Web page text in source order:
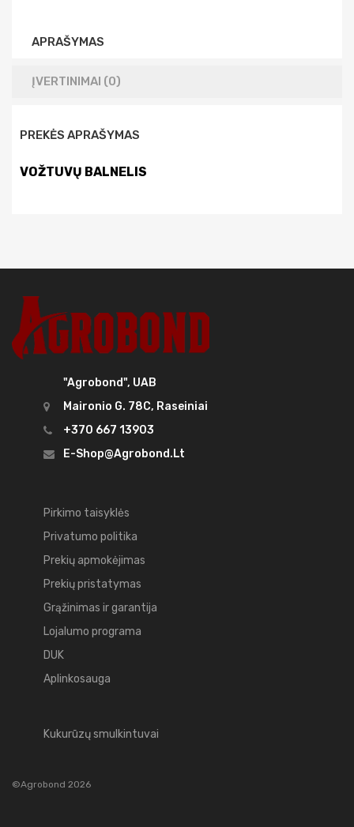
APRAŠYMAS
ĮVERTINIMAI (0)
PREKĖS APRAŠYMAS
VOŽTUVŲ BALNELIS
"Agrobond", UAB
Maironio G. 78C, Raseiniai
+370 667 13903
E-Shop@agrobond.lt
Pirkimo taisyklės
Privatumo politika
Prekių apmokėjimas
Prekių pristatymas
Grąžinimas ir garantija
Lojalumo programa
DUK
Aplinkosauga
Kukurūzų smulkintuvai
©Agrobond 2026